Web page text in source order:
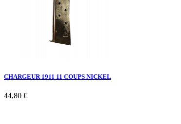
CHARGEUR 1911 11 COUPS NICKEL
44,80 €